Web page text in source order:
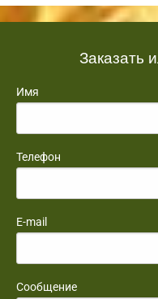
Заказать
Имя
Телефон
E-mail
Сообщение